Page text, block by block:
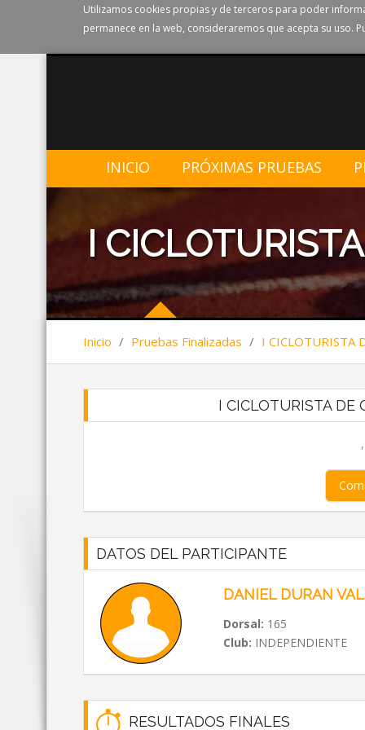
Utilizamos cookies propias y de terceros para poder
permanece en la web, consideraremos que acepta su
INICIO PRÓXIMAS PRUEBAS
I
Inicio / Pruebas Finalizadas / I CICLOTURISTA
I CICLOTURISTA DE
DATOS DEL PARTICIPANTE
DANIEL DURAN
Dorsal: 165
Club: INDEPENDIENTE
RESULTADOS FINALES